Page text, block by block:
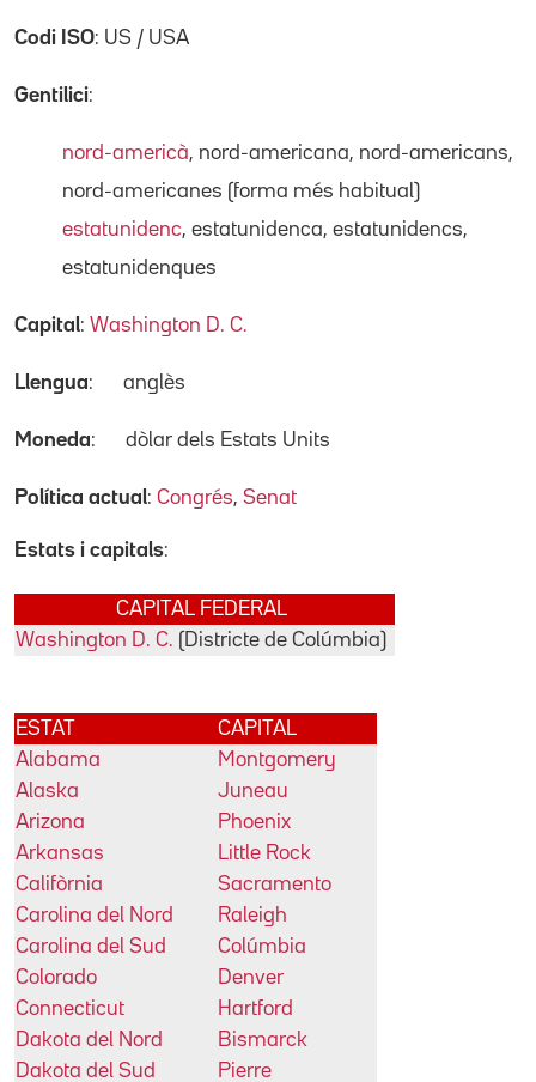
Codi ISO: US / USA
Gentilici:
nord-americà, nord-americana, nord-americans,
nord-americanes (forma més habitual)
estatunidenc, estatunidenca, estatunidencs,
estatunidenques
Capital: Washington D. C.
Llengua: anglès
Moneda: dòlar dels Estats Units
Política actual: Congrés, Senat
Estats i capitals:
CAPITAL FEDERAL
Washington D. C. (Districte de Colúmbia)
ESTAT
CAPITAL
Alabama
Montgomery
Alaska
Juneau
Arizona
Phoenix
Arkansas
Little Rock
Califòrnia
Sacramento
Carolina del Nord
Raleigh
Carolina del Sud
Colúmbia
Colorado
Denver
Connecticut
Hartford
Dakota del Nord
Bismarck
Dakota del Sud
Pierre